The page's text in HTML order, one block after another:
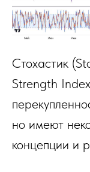
Стохастик
Strength
но имеют
концепции и